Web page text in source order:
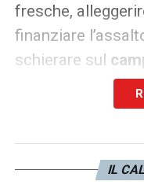
fresche,
finanziare
schierare sul
IL